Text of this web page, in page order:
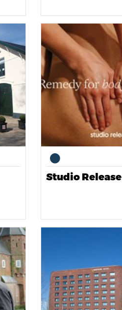
Studio Release